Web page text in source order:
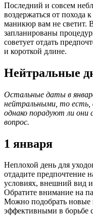
Последний и совсем
воздержаться от похода
маникюр вам не светит.
запланированы
советует отдать
и короткой длине.
Нейтральные
Остальные даты в
нейтральными, то есть,
однако порадуют ли они
вопрос.
1 января
Неплохой день для
отдадите предпочтение
условиях, внешний вид
Обратите внимание на
Можно подобрать новые
эффективными в борьбе